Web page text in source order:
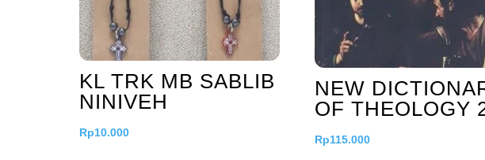
KL TRK MB SABLIB
NINIVEH
Rp10.000
NEW
OF THEOLOGY
Rp115.000